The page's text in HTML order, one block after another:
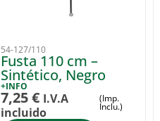
54-127/110
Fusta 110 cm –
Sintético, Negro
+INFO
7,25€ I.V.A
incluido
(Imp.
Inclu.)